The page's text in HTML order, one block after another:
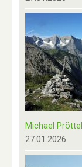
Michael
27.01.2026